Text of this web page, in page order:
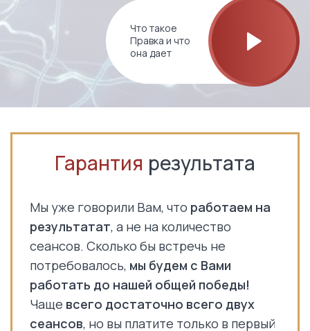
Что такое
Правка и что
она дает
Гарантия результата
Мы уже говорили Вам, что работаем на
результатат, а не на количество
сеансов. Сколько бы встречь не
потребовалось, мы будем с Вами
работать до нашей общей победы!
Чаще всего достаточно всего двух
сеансов, но вы платите только в первый